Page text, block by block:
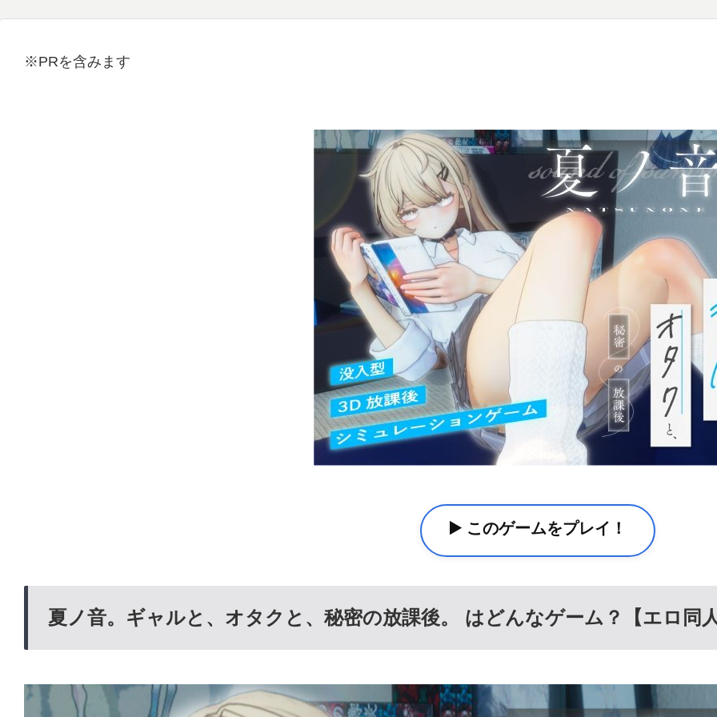
※PRを含みます
▶️ このゲームをプレイ！
夏ノ音。ギャルと、オタクと、秘密の放課後。 はどんなゲーム？【エロ同